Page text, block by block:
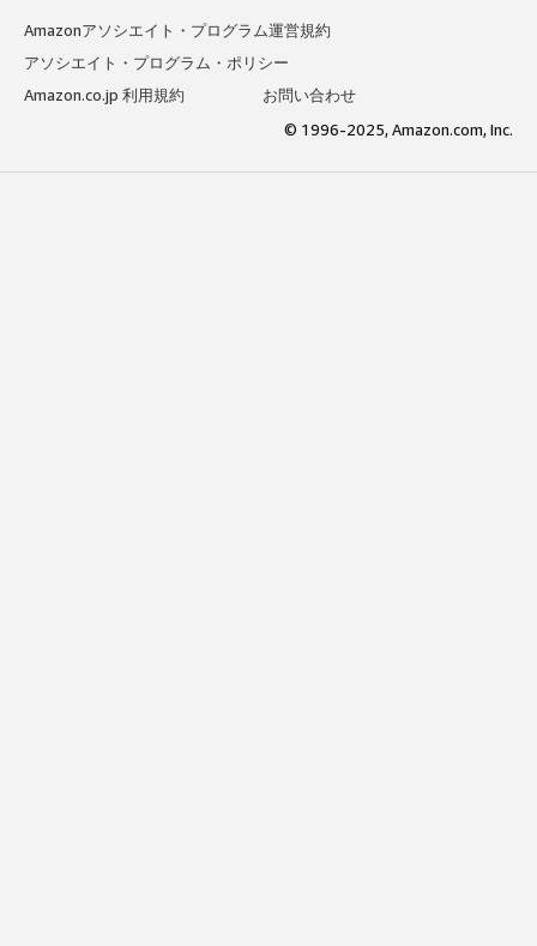
Amazonアソシエイト・プログラム運営規約
アソシエイト・プログラム・ポリシー
Amazon.co.jp 利用規約
お問い合わせ
© 1996-2025, Amazon.com, Inc.